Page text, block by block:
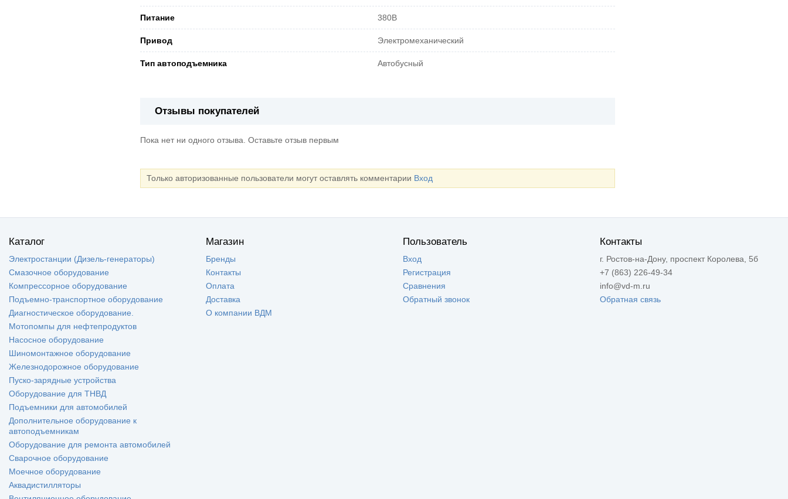
Питание 380В
Привод Электромеханический
Тип автоподъемника Автобусный
Отзывы покупателей
Пока нет ни одного отзыва. Оставьте отзыв первым
Только авторизованные пользователи могут оставлять комментарии Вход
Каталог
Электростанции (Дизель-генераторы)
Смазочное оборудование
Компрессорное оборудование
Подъемно-транспортное оборудование
Диагностическое оборудование.
Мотопомпы для нефтепродуктов
Насосное оборудование
Шиномонтажное оборудование
Железнодорожное оборудование
Пуско-зарядные устройства
Оборудование для ТНВД
Подъемники для автомобилей
Дополнительное оборудование к
автоподъемникам
Оборудование для ремонта автомобилей
Сварочное оборудование
Моечное оборудование
Аквадистилляторы
Магазин
Бренды
Контакты
Оплата
Доставка
О компании ВДМ
Пользователь
Вход
Регистрация
Сравнения
Обратный звонок
Контакты
г. Ростов-на-Дону, проспект Королева, 5б
+7 (863) 226-49-34
info@vd-m.ru
Обратная связь